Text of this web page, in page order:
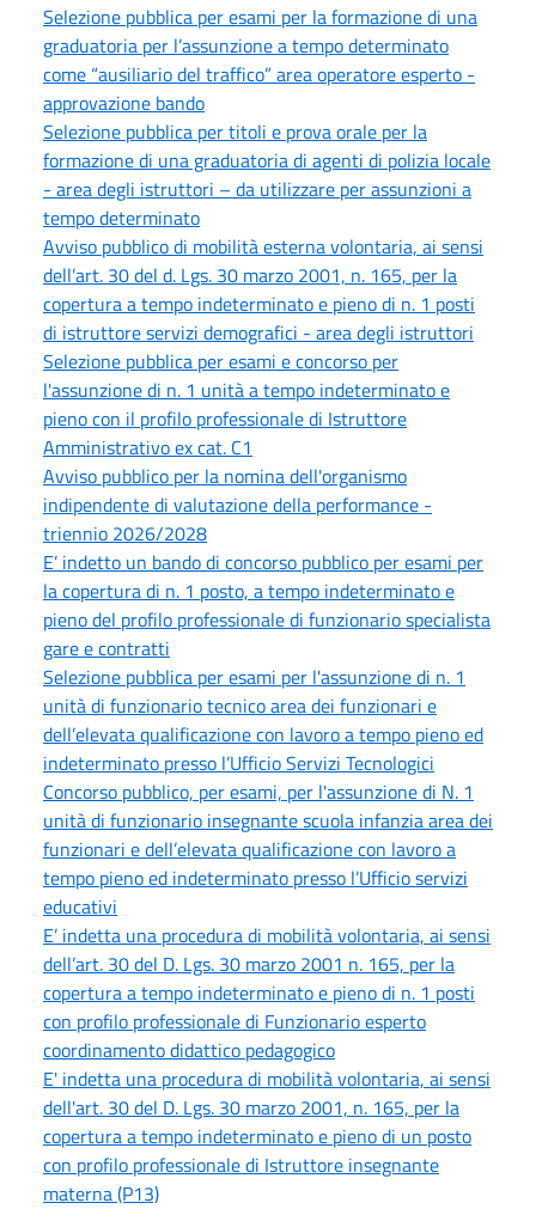
Selezione pubblica per esami per la formazione di una
graduatoria per l’assunzione a tempo determinato
come “ausiliario del traffico” area operatore esperto -
approvazione bando
Selezione pubblica per titoli e prova orale per la
formazione di una graduatoria di agenti di polizia locale
- area degli istruttori – da utilizzare per assunzioni a
tempo determinato
Avviso pubblico di mobilità esterna volontaria, ai sensi
dell’art. 30 del d. Lgs. 30 marzo 2001, n. 165, per la
copertura a tempo indeterminato e pieno di n. 1 posti
di istruttore servizi demografici - area degli istruttori
Selezione pubblica per esami e concorso per
l'assunzione di n. 1 unità a tempo indeterminato e
pieno con il profilo professionale di Istruttore
Amministrativo ex cat. C1
Avviso pubblico per la nomina dell'organismo
indipendente di valutazione della performance -
triennio 2026/2028
E’ indetto un bando di concorso pubblico per esami per
la copertura di n. 1 posto, a tempo indeterminato e
pieno del profilo professionale di funzionario specialista
gare e contratti
Selezione pubblica per esami per l'assunzione di n. 1
unità di funzionario tecnico area dei funzionari e
dell’elevata qualificazione con lavoro a tempo pieno ed
indeterminato presso l’Ufficio Servizi Tecnologici
Concorso pubblico, per esami, per l'assunzione di N. 1
unità di funzionario insegnante scuola infanzia area dei
funzionari e dell’elevata qualificazione con lavoro a
tempo pieno ed indeterminato presso l’Ufficio servizi
educativi
E’ indetta una procedura di mobilità volontaria, ai sensi
dell’art. 30 del D. Lgs. 30 marzo 2001 n. 165, per la
copertura a tempo indeterminato e pieno di n. 1 posti
con profilo professionale di Funzionario esperto
coordinamento didattico pedagogico
E' indetta una procedura di mobilità volontaria, ai sensi
dell'art. 30 del D. Lgs. 30 marzo 2001, n. 165, per la
copertura a tempo indeterminato e pieno di un posto
con profilo professionale di Istruttore insegnante
materna (P13)